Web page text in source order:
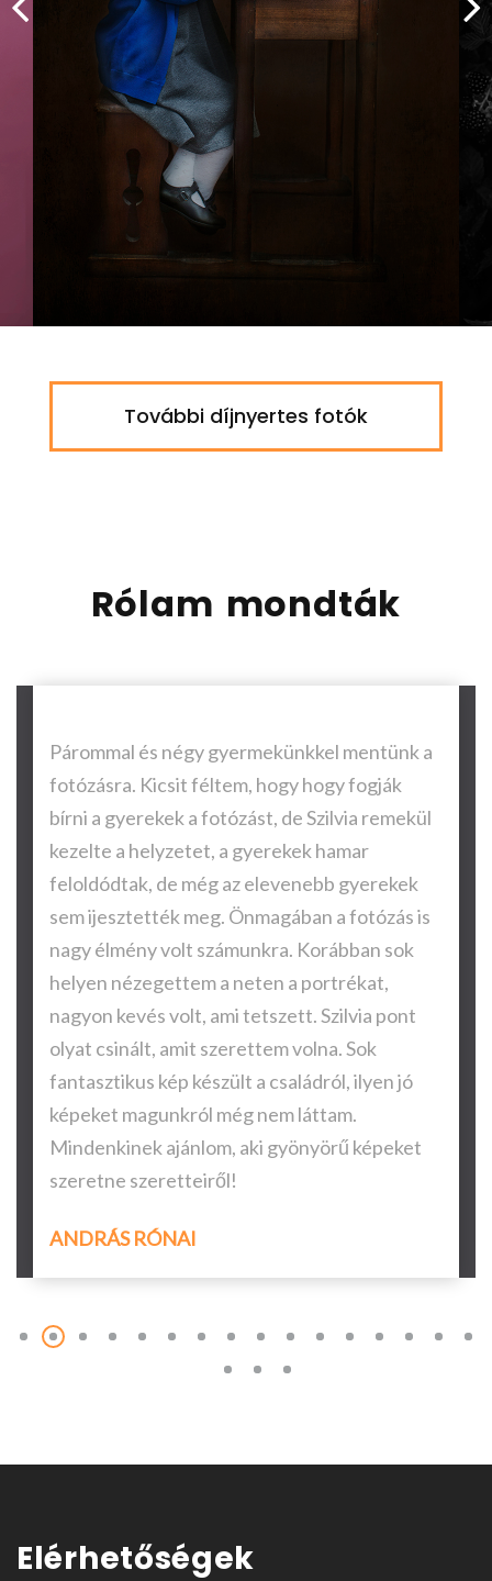
További díjnyertes fotók
Rólam mondták
Párommal és négy gyermekünkkel mentünk a
fotózásra. Kicsit féltem, hogy hogy fogják
bírni a gyerekek a fotózást, de Szilvia remekül
kezelte a helyzetet, a gyerekek hamar
feloldódtak, de még az elevenebb gyerekek
sem ijesztették meg. Önmagában a fotózás is
nagy élmény volt számunkra. Korábban sok
helyen nézegettem a neten a portrékat,
nagyon kevés volt, ami tetszett. Szilvia pont
olyat csinált, amit szerettem volna. Sok
fantasztikus kép készült a családról, ilyen jó
képeket magunkról még nem láttam.
Mindenkinek ajánlom, aki gyönyörű képeket
szeretne szeretteiről!
ANDRÁS RÓNAI
Elérhetőségek